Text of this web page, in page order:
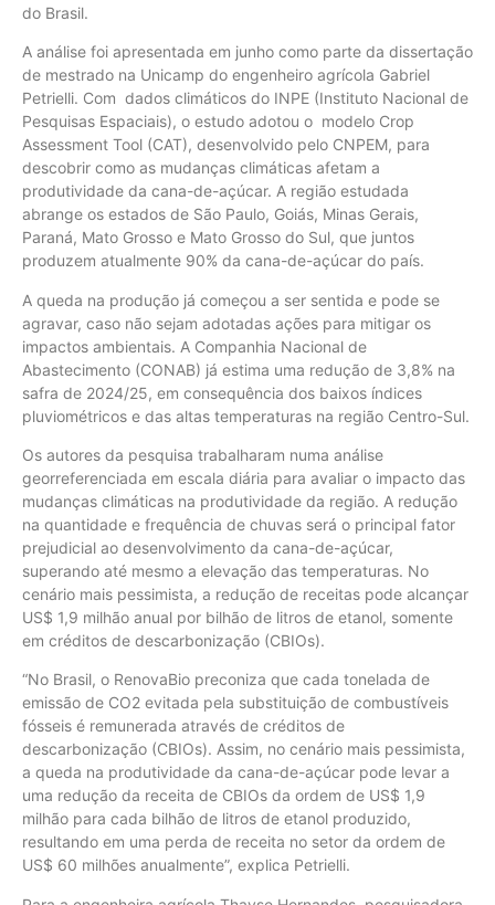
do Brasil.
A análise foi apresentada em junho como parte da dissertação
de mestrado na Unicamp do engenheiro agrícola Gabriel
Petrielli. Com dados climáticos do INPE (Instituto Nacional de
Pesquisas Espaciais), o estudo adotou o modelo Crop
Assessment Tool (CAT), desenvolvido pelo CNPEM, para
descobrir como as mudanças climáticas afetam a
produtividade da cana-de-açúcar. A região estudada
abrange os estados de São Paulo, Goiás, Minas Gerais,
Paraná, Mato Grosso e Mato Grosso do Sul, que juntos
produzem atualmente 90% da cana-de-açúcar do país.
A queda na produção já começou a ser sentida e pode se
agravar, caso não sejam adotadas ações para mitigar os
impactos ambientais. A Companhia Nacional de
Abastecimento (CONAB) já estima uma redução de 3,8% na
safra de 2024/25, em consequência dos baixos índices
pluviométricos e das altas temperaturas na região Centro-Sul.
Os autores da pesquisa trabalharam numa análise
georreferenciada em escala diária para avaliar o impacto das
mudanças climáticas na produtividade da região. A redução
na quantidade e frequência de chuvas será o principal fator
prejudicial ao desenvolvimento da cana-de-açúcar,
superando até mesmo a elevação das temperaturas. No
cenário mais pessimista, a redução de receitas pode alcançar
US$ 1,9 milhão anual por bilhão de litros de etanol, somente
em créditos de descarbonização (CBIOs).
“No Brasil, o RenovaBio preconiza que cada tonelada de
emissão de CO2 evitada pela substituição de combustíveis
fósseis é remunerada através de créditos de
descarbonização (CBIOs). Assim, no cenário mais pessimista,
a queda na produtividade da cana-de-açúcar pode levar a
uma redução da receita de CBIOs da ordem de US$ 1,9
milhão para cada bilhão de litros de etanol produzido,
resultando em uma perda de receita no setor da ordem de
US$ 60 milhões anualmente”, explica Petrielli.